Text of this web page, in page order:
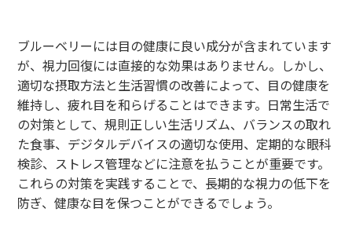
ブルーベリーには目の健康に良い成分が含まれています
が、視力回復には直接的な効果はありません。しかし、
適切な摂取方法と生活習慣の改善によって、目の健康を
維持し、疲れ目を和らげることはできます。日常生活で
の対策として、規則正しい生活リズム、バランスの取れ
た食事、デジタルデバイスの適切な使用、定期的な眼科
検診、ストレス管理などに注意を払うことが重要です。
これらの対策を実践することで、長期的な視力の低下を
防ぎ、健康な目を保つことができるでしょう。